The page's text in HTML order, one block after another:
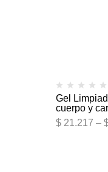
Gel
cuerpo y
$21.217 –